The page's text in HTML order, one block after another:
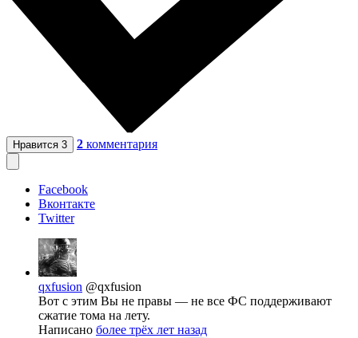
Нравится 3 2 комментария
Facebook
Вконтакте
Twitter
qxfusion @qxfusion
Вот с этим Вы не правы — не все ФС поддерживают
сжатие тома на лету.
Написано более трёх лет назад